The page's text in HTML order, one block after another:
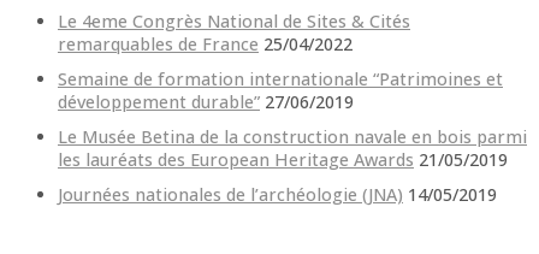
Le 4eme Congrès National de Sites & Cités
remarquables de France 25/04/2022
Semaine de formation internationale “Patrimoines et
développement durable” 27/06/2019
Le Musée Betina de la construction navale en bois parmi
les lauréats des European Heritage Awards 21/05/2019
Journées nationales de l’archéologie (JNA) 14/05/2019